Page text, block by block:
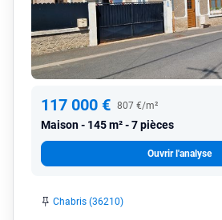
117 000 € 807 €/m²
Maison 145 m² - 7 pièces
Ouvrir l'analyse
Chabris (36210)